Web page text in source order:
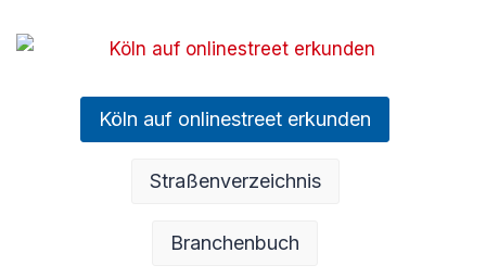
Köln auf onlinestreet erkunden
Straßenverzeichnis
Branchenbuch